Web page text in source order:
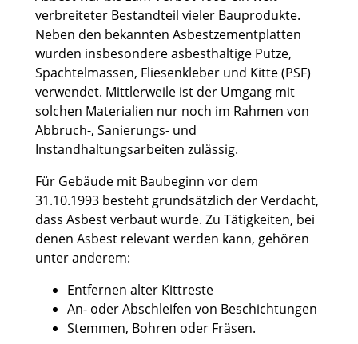
verbreiteter Bestandteil vieler Bauprodukte.
Neben den bekannten Asbestzementplatten
wurden insbesondere asbesthaltige Putze,
Spachtelmassen, Fliesenkleber und Kitte (PSF)
verwendet. Mittlerweile ist der Umgang mit
solchen Materialien nur noch im Rahmen von
Abbruch-, Sanierungs- und
Instandhaltungsarbeiten zulässig.
Für Gebäude mit Baubeginn vor dem
31.10.1993 besteht grundsätzlich der Verdacht,
dass Asbest verbaut wurde. Zu Tätigkeiten, bei
denen Asbest relevant werden kann, gehören
unter anderem:
Entfernen alter Kittreste
An- oder Abschleifen von Beschichtungen
Stemmen, Bohren oder Fräsen.